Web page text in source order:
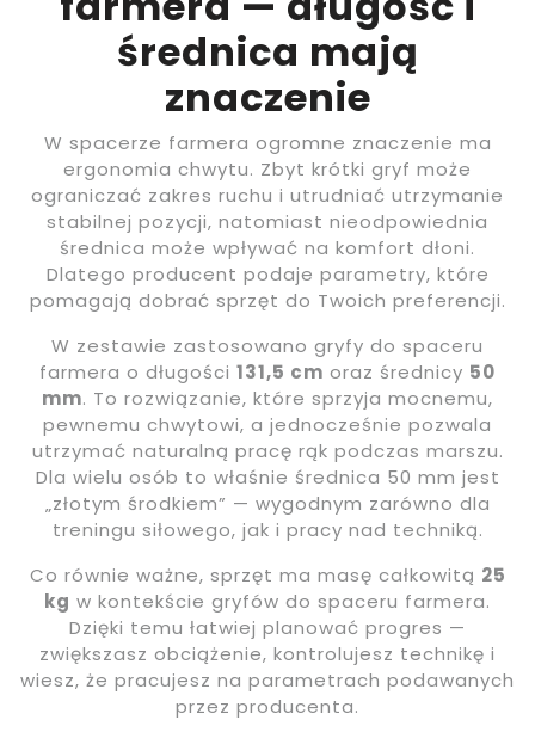
średnica mają
znaczenie
W spacerze farmera ogromne znaczenie ma
ergonomia chwytu. Zbyt krótki gryf może
ograniczać zakres ruchu i utrudniać utrzymanie
stabilnej pozycji, natomiast nieodpowiednia
średnica może wpływać na komfort dłoni.
Dlatego producent podaje parametry, które
pomagają dobrać sprzęt do Twoich preferencji.
W zestawie zastosowano gryfy do spaceru
farmera o długości 131,5 cm oraz średnicy 50
mm. To rozwiązanie, które sprzyja mocnemu,
pewnemu chwytowi, a jednocześnie pozwala
utrzymać naturalną pracę rąk podczas marszu.
Dla wielu osób to właśnie średnica 50 mm jest
„złotym środkiem” — wygodnym zarówno dla
treningu siłowego, jak i pracy nad techniką.
Co równie ważne, sprzęt ma masę całkowitą 25
kg w kontekście gryfów do spaceru farmera.
Dzięki temu łatwiej planować progres —
zwiększasz obciążenie, kontrolujesz technikę i
wiesz, że pracujesz na parametrach podawanych
przez producenta.